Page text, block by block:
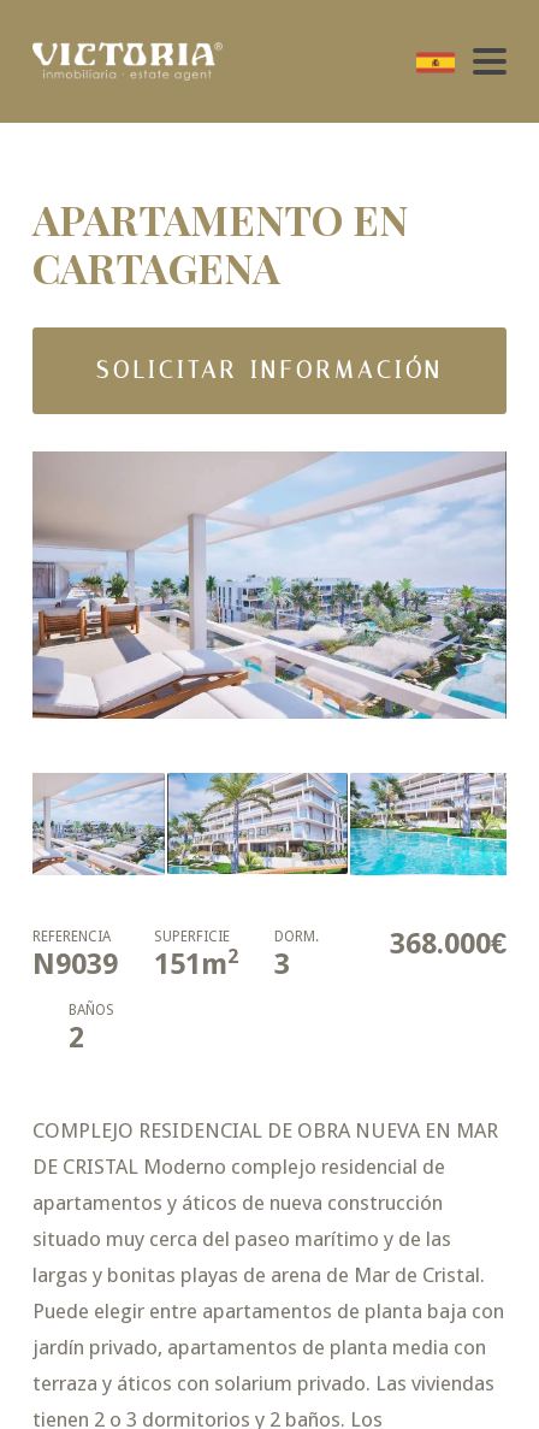
APARTAMENTO EN
CARTAGENA
SOLICITAR INFORMACIÓN
368.000€
REFERENCIA
N9039
SUPERFICIE
151m2
DORM.
3
BAÑOS
2
COMPLEJO RESIDENCIAL DE OBRA NUEVA EN MAR
DE CRISTAL Moderno complejo residencial de
apartamentos y áticos de nueva construcción
situado muy cerca del paseo marítimo y de las
largas y bonitas playas de arena de Mar de Cristal.
Puede elegir entre apartamentos de planta baja con
jardín privado, apartamentos de planta media con
terraza y áticos con solarium privado. Las viviendas
tienen 2 o 3 dormitorios y 2 baños. Los